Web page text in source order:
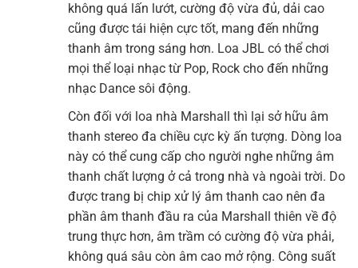
không quá lấn lướt, cường độ vừa đủ, dải cao
cũng được tái hiện cực tốt, mang đến những
thanh âm trong sáng hơn. Loa JBL có thể chơi
mọi thể loại nhạc từ Pop, Rock cho đến những
nhạc Dance sôi động.
Còn đối với loa nhà Marshall thì lại sở hữu âm
thanh stereo đa chiều cực kỳ ấn tượng. Dòng loa
này có thể cung cấp cho người nghe những âm
thanh chất lượng ở cả trong nhà và ngoài trời. Do
được trang bị chip xử lý âm thanh cao nên đa
phần âm thanh đầu ra của Marshall thiên về độ
trung thực hơn, âm trầm có cường độ vừa phải,
không quá sâu còn âm cao mở rộng. Công suất